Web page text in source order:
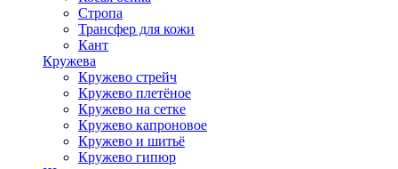
Стропа
Трансфер для кожи
Кант
Кружева
Кружево стрейч
Кружево плетёное
Кружево на сетке
Кружево капроновое
Кружево и шитьё
Кружево гипюр